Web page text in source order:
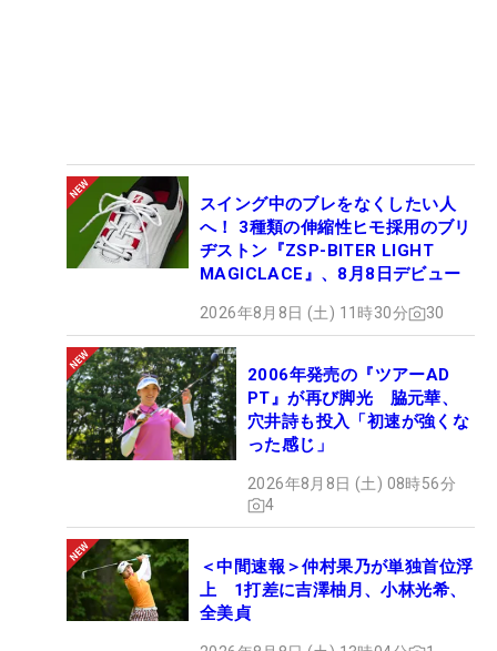
スイング中のブレをなくしたい人
へ！ 3種類の伸縮性ヒモ採用のブリ
ヂストン『ZSP-BITER LIGHT
MAGICLACE』、8月8日デビュー
2026年8月8日 (土) 11時30分 30
2006年発売の『ツアーAD
PT』が再び脚光 脇元華、
穴井詩も投入「初速が強くな
った感じ」
2026年8月8日 (土) 08時56分
4
＜中間速報＞仲村果乃が単独首位浮
上 1打差に吉澤柚月、小林光希、
全美貞